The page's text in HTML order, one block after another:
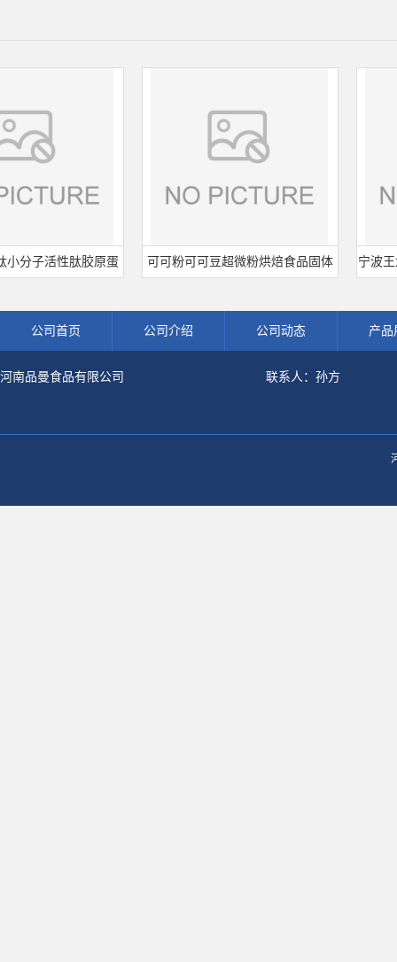
子活性肽胶原蛋 可可粉可可豆超微粉烘焙食品固体 宁波王龙山
公司首页 公司介绍 公司动态 产品
河南品曼食品有限公司 联系人：孙方